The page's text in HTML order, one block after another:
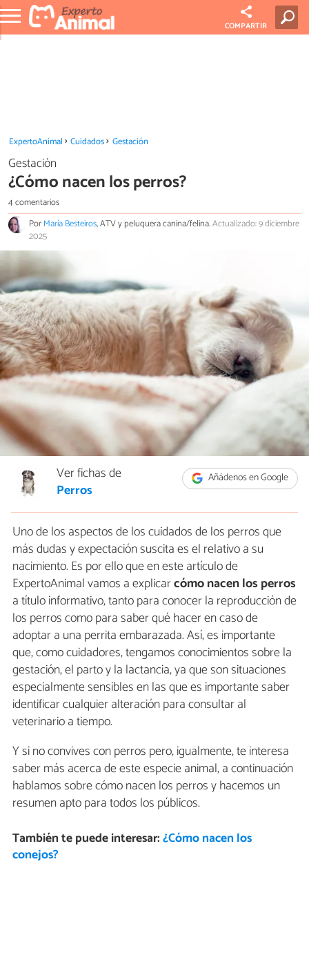
COMPARTIR
ExpertoAnimal Cuidados Gestación
Gestación
¿Cómo nacen los perros?
4 comentarios
PorMaría Besteiros, ATV y peluquera canina/felina.Actualizado: 9 diciembre
2025
Añádenos en Google
Ver fichas de
Perros
Uno de los aspectos de los cuidados de los perros que
más dudas y expectación suscita es el relativo a su
nacimiento. Es por ello que en este artículo de
ExpertoAnimal vamos a explicarcómo nacen los perros
a título informativo, tanto para conocer la reproducción de
los perros como para saber qué hacer en caso de
adoptar a una perrita embarazada. Así, es importante
que, como cuidadores, tengamos conocimientos sobre la
gestación, el parto y la lactancia, ya que son situaciones
especialmente sensibles en las que es importante saber
identificar cualquier alteración para consultar al
veterinario a tiempo.
Y si no convives con perros pero, igualmente, te interesa
saber más acerca de este especie animal, a continuación
hablamos sobre cómo nacen los perros y hacemos un
resumen apto para todos los públicos.
También te puede interesar:¿Cómo nacen los
conejos?